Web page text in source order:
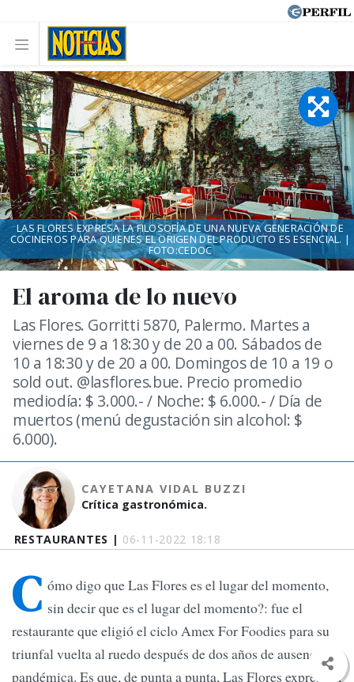
RESTAURANTES | 06-11-2022 18:18
El aroma de lo nuevo
Las Flores. Gorritti 5870, Palermo. Martes a
viernes de 9 a 18:30 y de 20 a 00. Sábados de
10 a 18:30 y de 20 a 00. Domingos de 10 a 19 o
sold out. @lasflores.bue. Precio promedio
mediodía: $ 3.000.- / Noche: $ 6.000.- / Día de
muertos (menú degustación sin alcohol: $
6.000).
CAYETANA VIDAL BUZZI
Crítica gastronómica.
LAS FLORES EXPRESA LA FILOSOFÍA DE UNA NUEVA GENERACIÓN DE
COCINEROS PARA QUIENES EL ORIGEN DEL PRODUCTO ES ESENCIAL. |
FOTO:CEDOC
C ómo digo que Las Flores es el lugar del momento,
sin decir que es el lugar del momento?: fue el
restaurante que eligió el ciclo Amex For Foodies para su
triunfal vuelta al ruedo después de dos años de ausencia
pandémica. Es que, de punta a punta, Las Flores expresa la